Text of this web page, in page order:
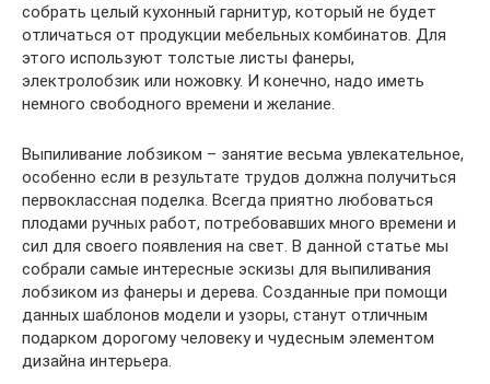
собрать целый кухонный гарнитур, который не будет
отличаться от продукции мебельных комбинатов. Для
этого используют толстые листы фанеры,
электролобзик или ножовку. И конечно, надо иметь
немного свободного времени и желание.
Выпиливание лобзиком – занятие весьма увлекательное,
особенно если в результате трудов должна получиться
первоклассная поделка. Всегда приятно любоваться
плодами ручных работ, потребовавших много времени и
сил для своего появления на свет. В данной статье мы
собрали самые интересные эскизы для выпиливания
лобзиком из фанеры и дерева. Созданные при помощи
данных шаблонов модели и узоры, станут отличным
подарком дорогому человеку и чудесным элементом
дизайна интерьера.